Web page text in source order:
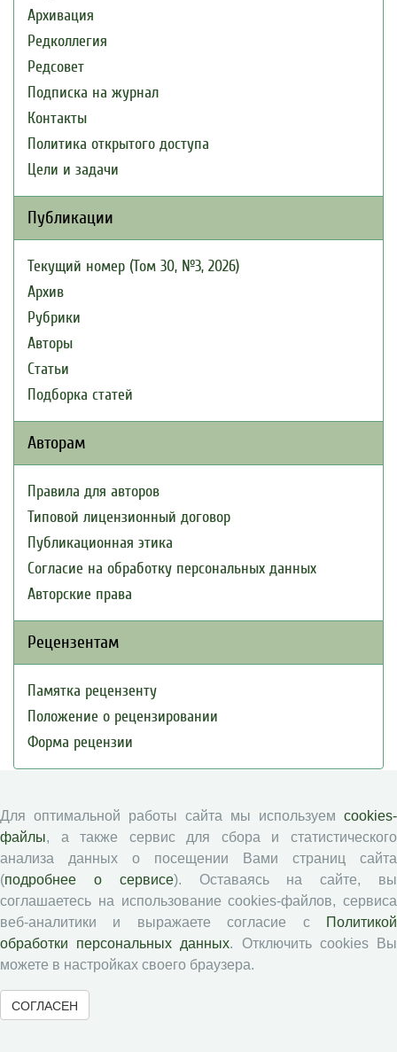
Архивация
Редколлегия
Редсовет
Подписка на журнал
Контакты
Политика открытого доступа
Цели и задачи
Публикации
Текущий номер (Том 30, №3, 2026)
Архив
Рубрики
Авторы
Статьи
Подборка статей
Авторам
Правила для авторов
Типовой лицензионный договор
Публикационная этика
Согласие на обработку персональных данных
Авторские права
Рецензентам
Памятка рецензенту
Положение о рецензировании
Форма рецензии
Журналы ВолНЦ РАН
Экономические и социальные перемены
Проблемы развития территории
Вопросы территориального развития
Социальное пространство
Юный экономист
Для оптимальной работы сайта мы используем cookies-
файлы, а также сервис для сбора и статистического
анализа данных о посещении Вами страниц сайта
(подробнее о сервисе). Оставаясь на сайте, вы
соглашаетесь на использование cookies-файлов, сервиса
веб-аналитики и выражаете согласие с
Политикой
обработки персональных данных. Отключить cookies Вы
можете в настройках своего браузера.
СОГЛАСЕН